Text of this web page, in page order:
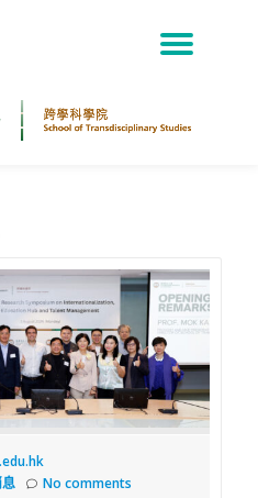
No comments